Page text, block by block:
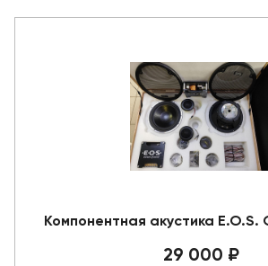
Компонентная акустика E.O.S.
29 000 ₽